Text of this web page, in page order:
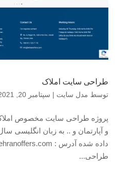
طراحی سایت املاک
توسط مدل سایت | سپتامبر 20, 2021
پروژه طراحی سایت مخصوص
طراحی...